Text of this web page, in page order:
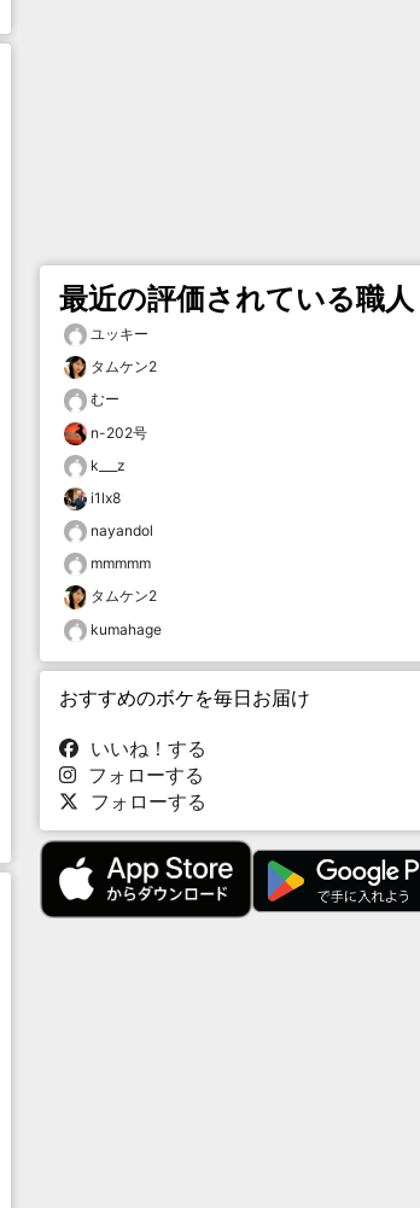
最近の評価されている職人
ユッキー
タムケン2
むー
n-202号
k___z
i1lx8
nayandol
mmmmm
タムケン2
kumahage
おすすめのボケを毎日お届け
いいね！する
フォローする
フォローする